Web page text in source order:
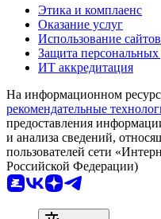
Этика и комплаенс
Оказание услуг
Использование сайтов
Защита
ИТ аккредитация
На информационном
рекомендательные
предоставления
и анализа сведений,
пользователей сети
Российской Федерации)